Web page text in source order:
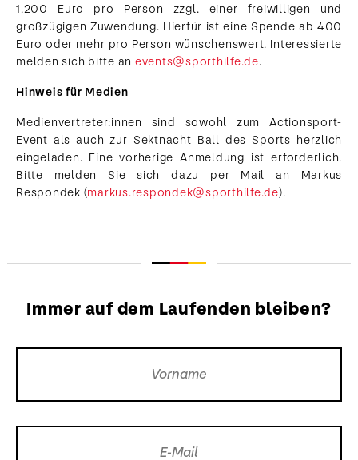
1.200 Euro pro Person zzgl. einer freiwilligen und
großzügigen Zuwendung. Hierfür ist eine Spende ab 400
Euro oder mehr pro Person wünschenswert. Interessierte
melden sich bitte an events@sporthilfe.de.
Hinweis für Medien
Medienvertreter:innen sind sowohl zum Actionsport-
Event als auch zur Sektnacht Ball des Sports herzlich
eingeladen. Eine vorherige Anmeldung ist erforderlich.
Bitte melden Sie sich dazu per Mail an Markus
Respondek (markus.respondek@sporthilfe.de).
Immer auf dem Laufenden bleiben?